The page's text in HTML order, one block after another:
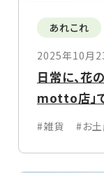
あれこれ
2025年10月
日常に、花
motto店」
#雑貨 #お